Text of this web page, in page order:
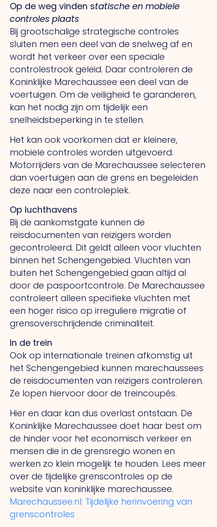
Op de weg vinden statische en mobiele
controles plaats
Bij grootschalige strategische controles
sluiten men een deel van de snelweg af en
wordt het verkeer over een speciale
controlestrook geleid. Daar controleren de
Koninklijke Marechaussee een deel van de
voertuigen. Om de veiligheid te garanderen,
kan het nodig zijn om tijdelijk een
snelheidsbeperking in te stellen.
Het kan ook voorkomen dat er kleinere,
mobiele controles worden uitgevoerd.
Motorrijders van de Marechaussee selecteren
dan voertuigen aan de grens en begeleiden
deze naar een controleplek.
Op luchthavens
Bij de aankomstgate kunnen de
reisdocumenten van reizigers worden
gecontroleerd. Dit geldt alleen voor vluchten
binnen het Schengengebied. Vluchten van
buiten het Schengengebied gaan altijd al
door de paspoortcontrole. De Marechaussee
controleert alleen specifieke vluchten met
een hoger risico op irreguliere migratie of
grensoverschrijdende criminaliteit.
In de trein
Ook op internationale treinen afkomstig uit
het Schengengebied kunnen marechaussees
de reisdocumenten van reizigers controleren.
Ze lopen hiervoor door de treincoupés.
Hier en daar kan dus overlast ontstaan. De
Koninklijke Marechaussee doet haar best om
de hinder voor het economisch verkeer en
mensen die in de grensregio wonen en
werken zo klein mogelijk te houden. Lees meer
over de tijdelijke grenscontroles op de
website van koninklijke marechaussee.
Marechaussee.nl: Tijdelijke herinvoering van
grenscontroles